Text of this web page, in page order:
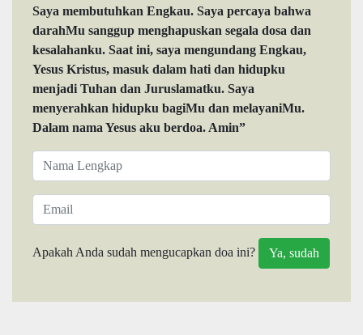
Saya membutuhkan Engkau. Saya percaya bahwa
darahMu sanggup menghapuskan segala dosa dan
kesalahanku. Saat ini, saya mengundang Engkau,
Yesus Kristus, masuk dalam hati dan hidupku
menjadi Tuhan dan Juruslamatku. Saya
menyerahkan hidupku bagiMu dan melayaniMu.
Dalam nama Yesus aku berdoa. Amin”
Apakah Anda sudah mengucapkan doa ini?